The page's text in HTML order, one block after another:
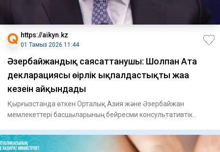
https://aikyn.kz
01 Тамыз 2026 11:44
Әзербайжандық саясаттанушы: Шолпан Ата
декларациясы өңірлік ықпалдастықтың жаңа
кезеңін айқындады
Қырғызстанда өткен Орталық Азия және Әзербайжан
мемлекеттері басшыларының бейресми консультативтік